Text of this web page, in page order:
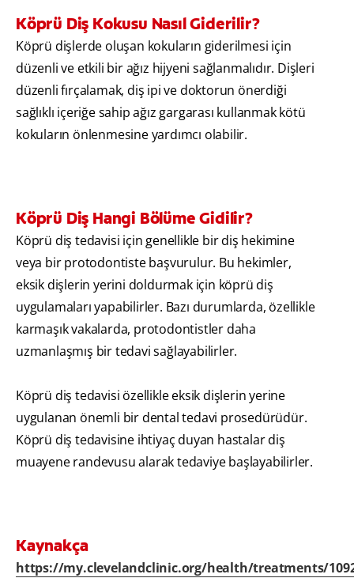
Köprü Diş Kokusu Nasıl Giderilir?
Köprü dişlerde oluşan kokuların giderilmesi için
düzenli ve etkili bir ağız hijyeni sağlanmalıdır. Dişleri
düzenli fırçalamak, diş ipi ve doktorun önerdiği
sağlıklı içeriğe sahip ağız gargarası kullanmak kötü
kokuların önlenmesine yardımcı olabilir.
Köprü Diş Hangi Bölüme Gidilir?
Köprü diş tedavisi için genellikle bir diş hekimine
veya bir protodontiste başvurulur. Bu hekimler,
eksik dişlerin yerini doldurmak için köprü diş
uygulamaları yapabilirler. Bazı durumlarda, özellikle
karmaşık vakalarda, protodontistler daha
uzmanlaşmış bir tedavi sağlayabilirler.
Köprü diş tedavisi özellikle eksik dişlerin yerine
uygulanan önemli bir dental tedavi prosedürüdür.
Köprü diş tedavisine ihtiyaç duyan hastalar diş
muayene randevusu alarak tedaviye başlayabilirler.
Kaynakça
https://my.clevelandclinic.org/health/treatments/